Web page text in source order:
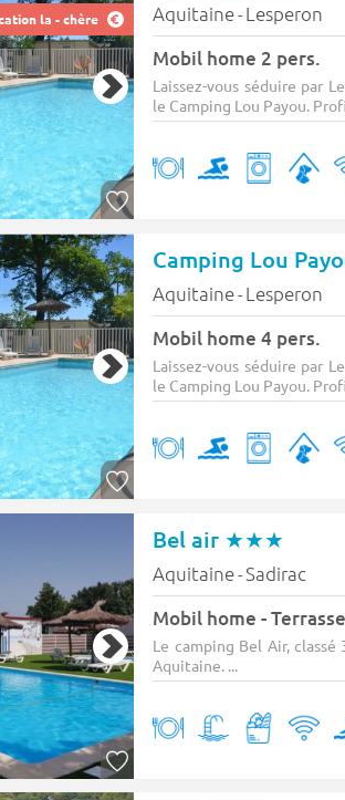
la - chère Aquitaine- Lesperon
Mobil home 2 pers.
Laissez-vous séduire par
le Camping Lou Payou.
Camping Lou
Aquitaine- Lesperon
Mobil home 4 pers.
Laissez-vous séduire par
le Camping Lou Payou.
Bel air ★★★
Aquitaine-Sadirac
Mobil home -
Le camping Bel Air,
Aquitaine. ...